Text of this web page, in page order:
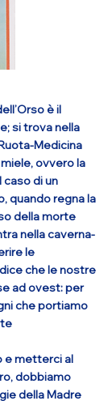
Sogno, in
realizzarsi
la forza
è il
si trova nella
Medicina
ovvero la
caso di un
quando regna la
della morte
nella caverna-
le
che le nostre
ad ovest: per
che portiamo
e metterci al
dobbiamo
della Madre